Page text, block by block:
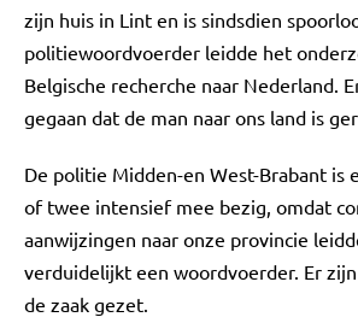
zijn huis in Lint en is sindsdien
politiewoordvoerder leidde het
Belgische recherche naar Nederland.
gegaan dat de man naar ons land is
De politie Midden-en West-Brabant is
of twee intensief mee bezig, omdat
aanwijzingen naar onze provincie
verduidelijkt een woordvoerder. Er
de zaak gezet.